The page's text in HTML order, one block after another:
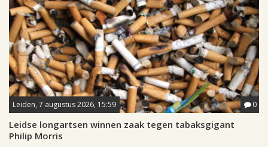
Leiden, 7 augustus 2026, 15:59 0
Leidse longartsen winnen zaak tegen tabaksgigant
Philip Morris